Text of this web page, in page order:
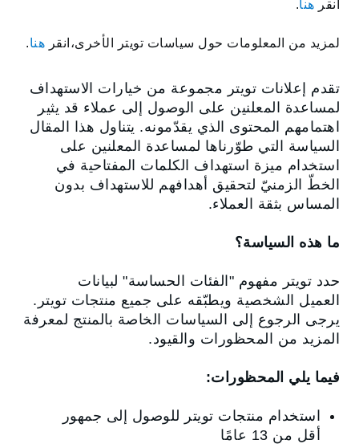
انقر هنا.
لمزيد من المعلومات حول سياسات تويتر الأخرى،انقر هنا.
تقدم إعلانات تويتر مجموعة من خيارات الاستهداف
لمساعدة المعلنين على الوصول إلى عملاء قد يثير
اهتمامهم المحتوى الذي يقدّمونه. يتناول هذا المقال
السياسة التي طوّرناها لمساعدة المعلنين على
استخدام ميزة استهداف الكلمات المفتاحية في
الخطّ الزمنيّ لتحقيق أهدافهم للاستهداف بدون
المساس بثقة العملاء.
ما هذه السياسة؟
حدد تويتر مفهوم "الفئات الحساسة" لبيانات
العميل الشخصية ويطبّقه على جميع منتجات تويتر.
يرجى الرجوع إلى السياسات الخاصة بالمنتج لمعرفة
المزيد من المحظورات والقيود.
فيما يلي المحظورات:
استخدام منتجات تويتر للوصول إلى جمهور
أقل من 13 عامًا